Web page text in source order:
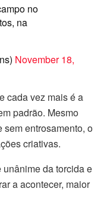
no
na
November 18,
cada vez mais é a
padrão. Mesmo
sem entrosamento, o
criativas.
da torcida e
a acontecer, maior